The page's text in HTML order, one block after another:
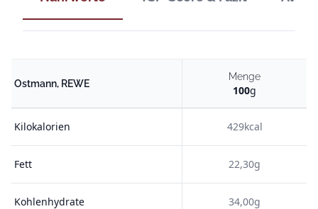
Ostmann, REWE
Menge
100g
Kilokalorien 429kcal
Fett 22,30g
Kohlenhydrate 34,00g